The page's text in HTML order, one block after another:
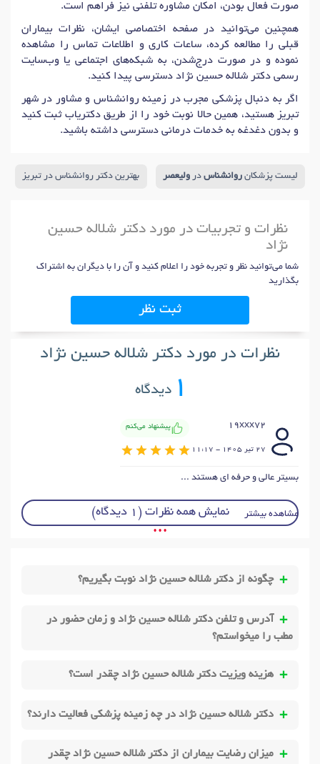
صورت فعال بودن، امکان مشاوره تلفنی نیز فراهم است.
همچنین می‌توانید در صفحه اختصاصی ایشان، نظرات بیماران
قبلی را مطالعه کرده، ساعات کاری و اطلاعات تماس را مشاهده
نموده و در صورت درج‌شدن، به شبکه‌های اجتماعی یا وب‌سایت
رسمی دکتر شلاله حسین نژاد دسترسی پیدا کنید.
اگر به دنبال پزشکی مجرب در زمینه روانشناس و مشاور در شهر
تبریز هستید، همین حالا نوبت خود را از طریق دکتریاب ثبت کنید
و بدون دغدغه به خدمات درمانی دسترسی داشته باشید.
لیست پزشکانروانشناس درولیعصر بهترین دکتر روانشناس در تبریز
نظرات و تجربیات در مورد دکتر شلاله حسین
نژاد
شما می‌توانید نظر و تجربه خود را اعلام کنید و آن را با دیگران به اشتراک
بگذارید
ثبت نظر
نظرات در مورد دکتر شلاله حسین نژاد
1دیدگاه
19xxx72 پیشنهاد می‌کنم
27 تير 1405 - 11:17
بسیتر عالی و حرفه ای هستند ...
مشاهده بیشتر نمایش همه نظرات (1 دیدگاه)
• • •
چگونه از دکتر شلاله حسین نژاد نوبت بگیریم؟
آدرس و تلفن دکتر شلاله حسین نژاد و زمان حضور در
مطب را میخواستم؟
هزینه ویزیت دکتر شلاله حسین نژاد چقدر است؟
دکتر شلاله حسین نژاد در چه زمینه پزشکی فعالیت دارند؟
میزان رضایت بیماران از دکتر شلاله حسین نژاد چقدر